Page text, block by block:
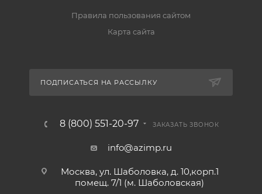
Правила пользования сайтом
Карта сайта
ПОДПИСАТЬСЯ НА РАССЫЛКУ
8 (800) 551-20-97 ЗАКАЗАТЬ ЗВОНОК
info@azimp.ru
Москва, ул. Шаболовка, д. 10,корп.1
помещ. 7/1 (м. Шаболовская)